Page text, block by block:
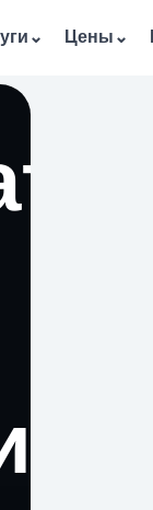
⌄ Цены ⌄